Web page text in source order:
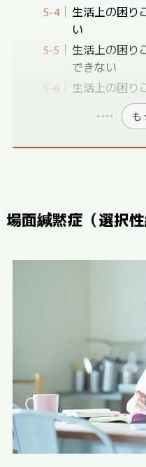
生活上の困り
い
生活上の困り
できない
生活上の困り
も
場面緘黙症（選択